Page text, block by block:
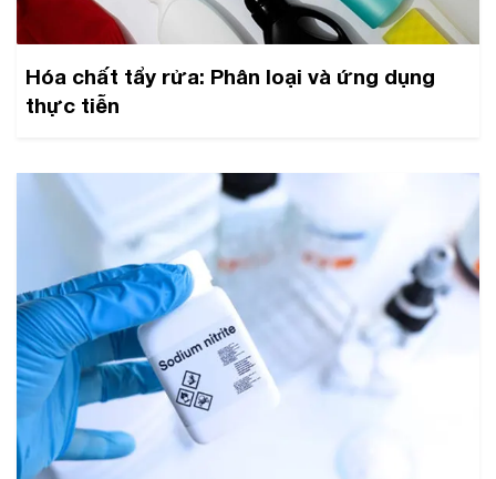
Hóa chất tẩy rửa: Phân loại và ứng dụng
thực tiễn